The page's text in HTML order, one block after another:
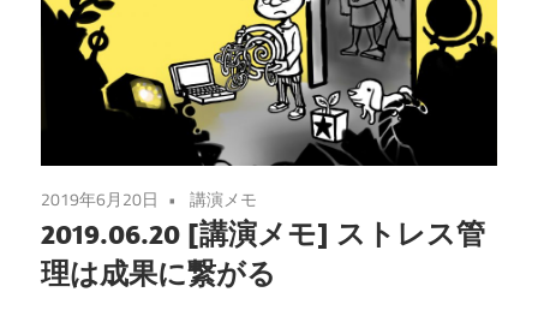
2019年6月20日 講演メモ
2019.06.20 [講演メモ] ストレス管
理は成果に繋がる